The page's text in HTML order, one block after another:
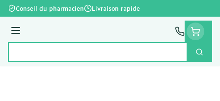
Aller au contenu
Conseil du pharmacien Livraison rapide
Menu